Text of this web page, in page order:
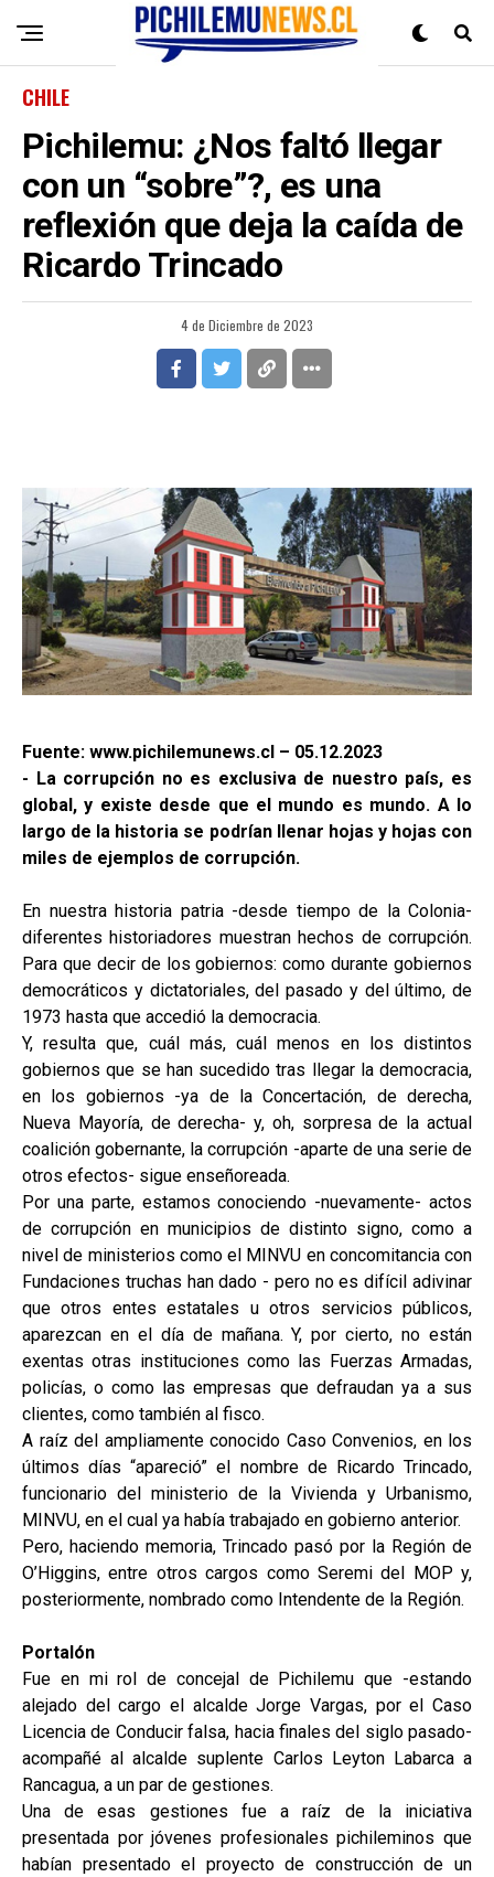
CHILE
Pichilemu: ¿Nos faltó llegar
con un “sobre”?, es una
reflexión que deja la caída de
Ricardo Trincado
4 de Diciembre de 2023
Fuente: www.pichilemunews.cl – 05.12.2023
- La corrupción no es exclusiva de nuestro país, es
global, y existe desde que el mundo es mundo. A lo
largo de la historia se podrían llenar hojas y hojas con
miles de ejemplos de corrupción.
En nuestra historia patria -desde tiempo de la Colonia-
diferentes historiadores muestran hechos de corrupción.
Para que decir de los gobiernos: como durante gobiernos
democráticos y dictatoriales, del pasado y del último, de
1973 hasta que accedió la democracia.
Y, resulta que, cuál más, cuál menos en los distintos
gobiernos que se han sucedido tras llegar la democracia,
en los gobiernos -ya de la Concertación, de derecha,
Nueva Mayoría, de derecha- y, oh, sorpresa de la actual
coalición gobernante, la corrupción -aparte de una serie de
otros efectos- sigue enseñoreada.
Por una parte, estamos conociendo -nuevamente- actos
de corrupción en municipios de distinto signo, como a
nivel de ministerios como el MINVU en concomitancia con
Fundaciones truchas han dado - pero no es difícil adivinar
que otros entes estatales u otros servicios públicos,
aparezcan en el día de mañana. Y, por cierto, no están
exentas otras instituciones como las Fuerzas Armadas,
policías, o como las empresas que defraudan ya a sus
clientes, como también al fisco.
A raíz del ampliamente conocido Caso Convenios, en los
últimos días “apareció” el nombre de Ricardo Trincado,
funcionario del ministerio de la Vivienda y Urbanismo,
MINVU, en el cual ya había trabajado en gobierno anterior.
Pero, haciendo memoria, Trincado pasó por la Región de
O’Higgins, entre otros cargos como Seremi del MOP y,
posteriormente, nombrado como Intendente de la Región.
Portalón
Fue en mi rol de concejal de Pichilemu que -estando
alejado del cargo el alcalde Jorge Vargas, por el Caso
Licencia de Conducir falsa, hacia finales del siglo pasado-
acompañé al alcalde suplente Carlos Leyton Labarca a
Rancagua, a un par de gestiones.
Una de esas gestiones fue a raíz de la iniciativa
presentada por jóvenes profesionales pichileminos que
habían presentado el proyecto de construcción de un